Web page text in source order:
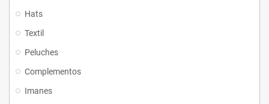
Hats
Textil
Peluches
Complementos
Imanes